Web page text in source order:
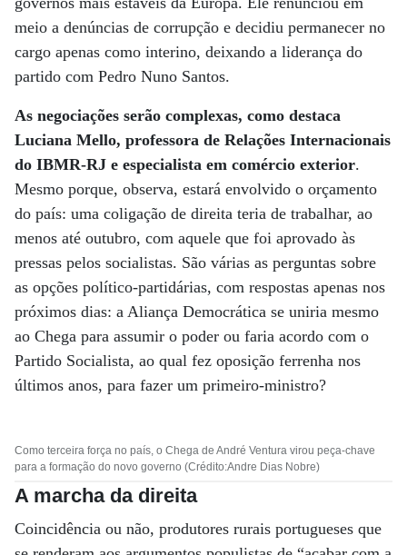
meio a denúncias de corrupção e decidiu permanecer no
cargo apenas como interino, deixando a liderança do
partido com Pedro Nuno Santos.
As negociações serão complexas, como destaca
Luciana Mello, professora de Relações Internacionais
do IBMR-RJ e especialista em comércio exterior.
Mesmo porque, observa, estará envolvido o orçamento
do país: uma coligação de direita teria de trabalhar, ao
menos até outubro, com aquele que foi aprovado às
pressas pelos socialistas. São várias as perguntas sobre
as opções político-partidárias, com respostas apenas nos
próximos dias: a Aliança Democrática se uniria mesmo
ao Chega para assumir o poder ou faria acordo com o
Partido Socialista, ao qual fez oposição ferrenha nos
últimos anos, para fazer um primeiro-ministro?
Como terceira força no país, o Chega de André Ventura virou peça-chave
para a formação do novo governo (Crédito:Andre Dias Nobre)
A marcha da direita
Coincidência ou não, produtores rurais portugueses que